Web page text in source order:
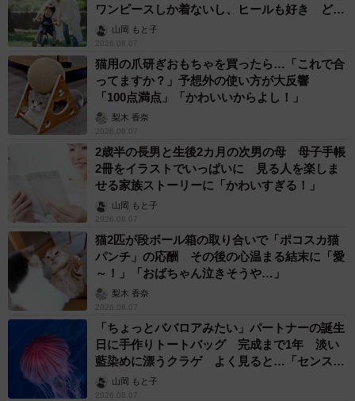
ワンピースしか着ないし、ヒールも好き どの
へんが…
山岡 もと子
2026.08.07
猫用の爪研ぎおもちゃを買ったら…「これで合
ってますか？」予想外の使い方が大反響
「100点満点」「かわいいからよし！」
梨木 香奈
2026.08.07
2歳半の長男と生後2カ月の次男の母 母子手帳
2冊をイラストでいっぱいに 見る人を楽しま
せる家族ストーリーに「かわいすぎる！」
山岡 もと子
2026.08.07
猫2匹が段ボール箱の取り合いで「ポコスカ猫
パンチ」の応酬 その後の心温まる結末に「愛
～！」「おばちゃん泣きそうや…」
梨木 香奈
2026.08.07
「ちょっとババロアみたい」パートナーの誕生
日に手作りトートバッグ 完成まで1年 淡い
藍染めに漂うクラゲ よく見ると…「センスす
ごい」山岡 もと子
2026.08.07